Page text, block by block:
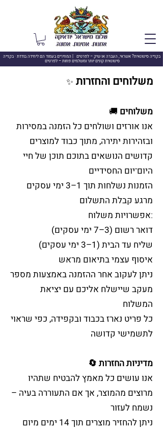
בקנייה סיטונאית? אשראי, העברה או שיק –לפרטים | המחירים בעמוד הם ליחידה בודדת · בקנייה
סיטונאית קונים יותר ומשלמים פחות – לפרטים
✨ משלוחים והחזרות
🚚 משלוחים
אנו אורזים ושולחים כל הזמנה במסירות
ובזהירות יתירה, מתוך כבוד למוצרים
קדושים הנושאים בתוכם תוכן של חיי
היום־יום החסידיים
הזמנות נשלחות תוך 1–3 ימי עסקים
מרגע קבלת התשלום
אפשרויות משלוח:
דואר רשום (3–7 ימי עסקים)
שליח עד הבית (1–3 ימי עסקים)
איסוף עצמי בתיאום מראש
ניתן לעקוב אחר ההזמנה באמצעות מספר
מעקב שיישלח אליכם עם יציאת
המשלוח
כל פריט נארז בכבוד ובקפידה, כפי שראוי
לתשמישי קדושה
🔄 מדיניות החזרות
אנו עושים כל מאמץ להבטיח שתהיו
מרוצים מהמוצר, אך אם התעוררה בעיה –
נשמח לעזור
ניתן להחזיר מוצרים תוך 14 ימים מיום